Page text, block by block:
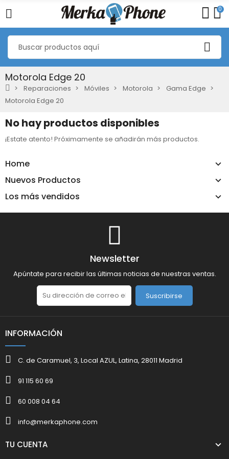
0
Motorola Edge 20
Reparaciones Móviles Motorola
Gama Edge
Motorola Edge 20
Home
Nuevos Productos
Los más vendidos
No hay productos disponibles
¡Estate atento! Próximamente se añadirán más productos.
Newsletter
Apúntate para recibir las últimas noticias de nuestras ventas.
Suscribirse
INFORMACIÓN
C. de Caramuel, 3, Local AZUL, Latina, 28011 Madrid
91 115 60 69
60 008 04 64
info@merkaphone.com
TU CUENTA